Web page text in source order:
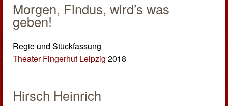
Morgen, Findus, wird’s was
geben!
Regie und Stückfassung
Theater Fingerhut Leipzig 2018
Hirsch Heinrich